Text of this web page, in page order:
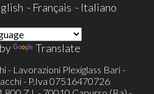
- Français - Italiano
Translate
- Lavorazioni Plexiglass Bari -
- P.Iva 07516470726